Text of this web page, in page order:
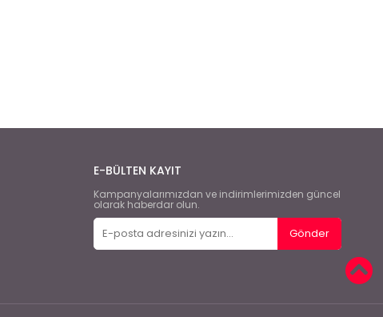
E-BÜLTEN KAYIT
Kampanyalarımızdan ve indirimlerimizden güncel
olarak haberdar olun.
Gönder